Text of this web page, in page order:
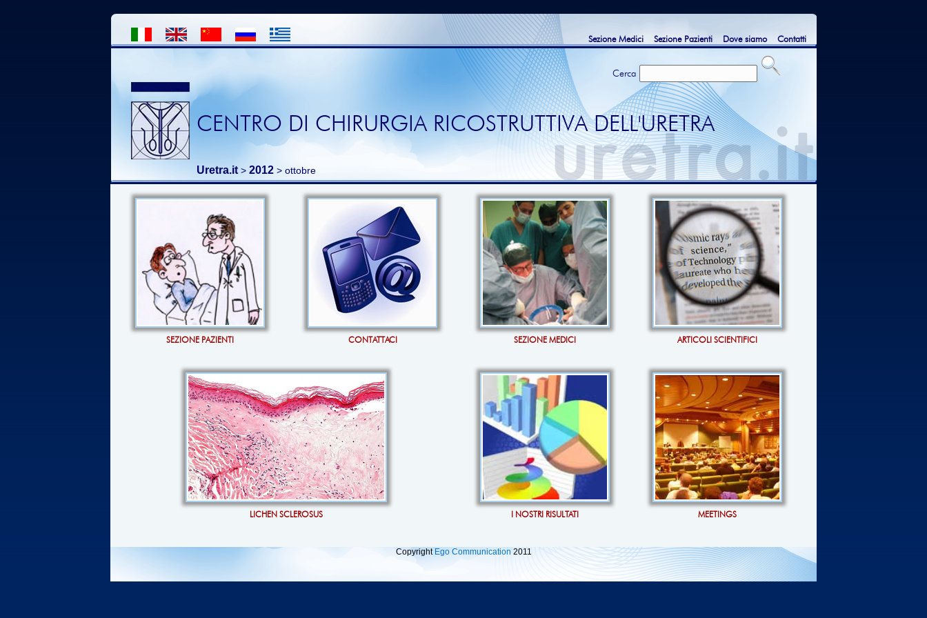
Contatti
Dove siamo
Sezione Pazienti
Sezione Medici
Cerca
CENTRO DI CHIRURGIA RICOSTRUTTIVA DELL'URETRA
Uretra.it > 2012 > ottobre
SEZIONE PAZIENTI CONTATTACI SEZIONE MEDICI ARTICOLI SCIENTIFICI
LICHEN SCLEROSUS I NOSTRI RISULTATI MEETINGS
Copyright Ego Communication 2011